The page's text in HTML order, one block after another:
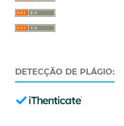
DETECÇÃO DE PLÁGIO: